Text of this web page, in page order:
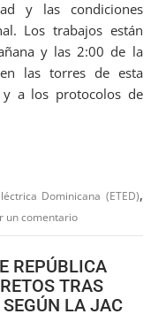
y las condiciones
Los trabajos están
y las 2:00 de la
las torres de esta
y a los protocolos de
Dominicana (ETED),
un comentario
REPÚBLICA
TRAS
LA JAC